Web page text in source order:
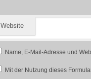
Website
Name, E-Mail-Adresse und
Mit der Nutzung dieses